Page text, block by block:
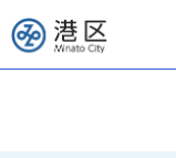
港区